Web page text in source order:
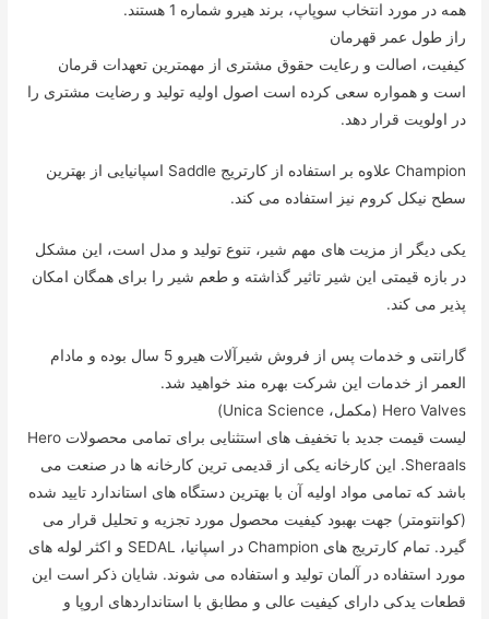
همه در مورد انتخاب سوپاپ، برند هیرو شماره 1 هستند.
راز طول عمر قهرمان
کیفیت، اصالت و رعایت حقوق مشتری از مهمترین تعهدات قرمان
است و همواره سعی کرده است اصول اولیه تولید و رضایت مشتری را
در اولویت قرار دهد.
Champion علاوه بر استفاده از کارتریج Saddle اسپانیایی از بهترین
سطح نیکل کروم نیز استفاده می کند.
یکی دیگر از مزیت های مهم شیر، تنوع تولید و مدل است، این مشکل
در بازه قیمتی این شیر تاثیر گذاشته و طعم شیر را برای همگان امکان
پذیر می کند.
گارانتی و خدمات پس از فروش شیرآلات هیرو 5 سال بوده و مادام
العمر از خدمات این شرکت بهره مند خواهید شد.
Hero Valves (مکمل، Unica Science)
لیست قیمت جدید با تخفیف های استثنایی برای تمامی محصولات Hero
Sheraals. این کارخانه یکی از قدیمی ترین کارخانه ها در صنعت می
باشد که تمامی مواد اولیه آن با بهترین دستگاه های استاندارد تایید شده
(کوانتومتر) جهت بهبود کیفیت محصول مورد تجزیه و تحلیل قرار می
گیرد. تمام کارتریج های Champion در اسپانیا، SEDAL و اکثر لوله های
مورد استفاده در آلمان تولید و استفاده می شوند. شایان ذکر است این
قطعات یدکی دارای کیفیت عالی و مطابق با استانداردهای اروپا و